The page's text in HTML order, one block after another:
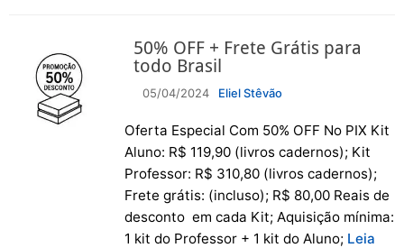
50% OFF + Frete Grátis para
todo Brasil
05/04/2024 Eliel Stêvão
Oferta Especial Com 50% OFF No PIX Kit
Aluno: R$ 119,90 (livros cadernos); Kit
Professor: R$ 310,80 (livros cadernos);
Frete grátis: (incluso); R$ 80,00 Reais de
desconto em cada Kit; Aquisição mínima:
1 kit do Professor + 1 kit do Aluno; Leia